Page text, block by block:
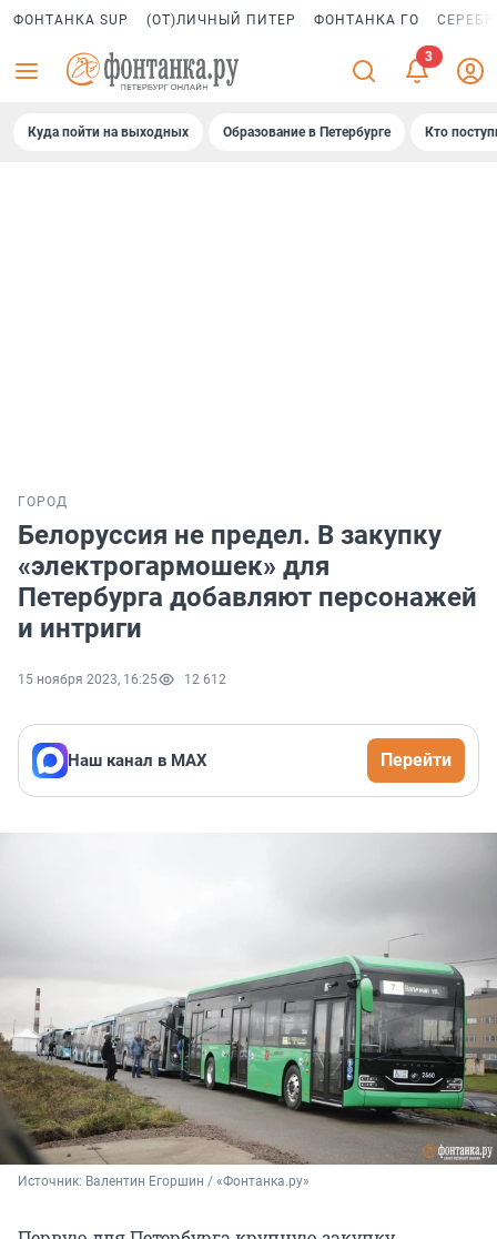
ФОНТАНКА SUP (ОТ)ЛИЧНЫЙ ПИТЕР ФОНТАНКА ГО
Куда пойти на выходных Образование в Петербурге Кто
ГОРОД
Белоруссия не предел. В закупку
«электрогармошек» для
Петербурга добавляют персонажей
и интриги
15 ноября 2023, 16:25 12 612
Наш канал в МАХ Перейти
Источник: Валентин Егоршин / «Фонтанка.ру»